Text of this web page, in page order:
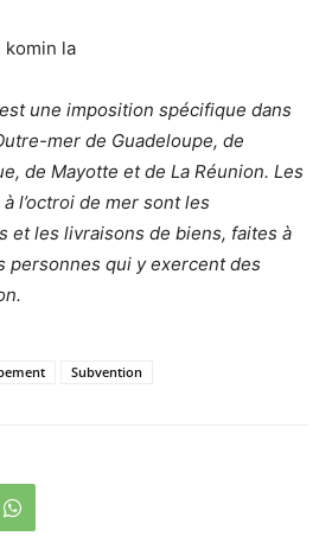
komin la
une imposition spécifique dans
mer de Guadeloupe, de
de Mayotte et de La Réunion. Les
l’octroi de mer sont les
et les livraisons de biens, faites à
personnes qui y exercent des
Subvention